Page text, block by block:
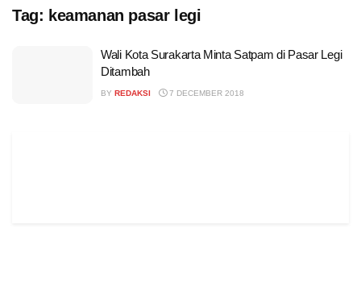
Tag: keamanan pasar legi
Wali Kota Surakarta Minta Satpam di Pasar Legi
Ditambah
BY REDAKSI 7 DECEMBER 2018